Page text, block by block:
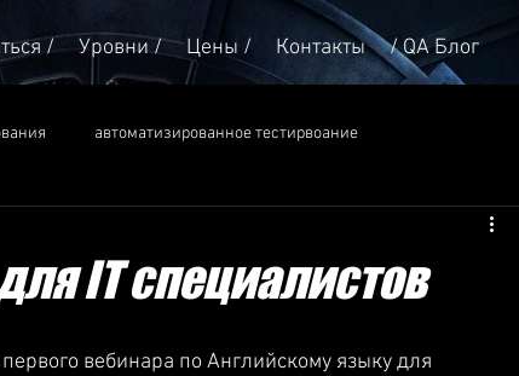
/ Уровни / Цены / Контакты / QA Блог
автоматизированное тестирвоание
IT специалистов
вебинара по Английскому языку для